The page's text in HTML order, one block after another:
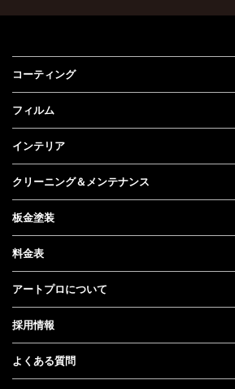
コーティング
フィルム
インテリア
クリーニング＆メンテナンス
板金塗装
料金表
アートプロについて
採用情報
よくある質問